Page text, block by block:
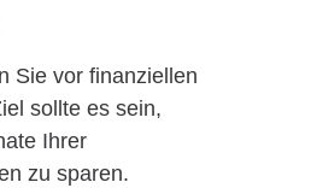
Sie vor finanziellen
sollte es sein,
Ihrer
zu sparen.